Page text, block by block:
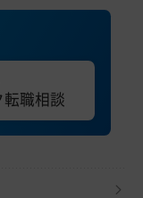
転職相談